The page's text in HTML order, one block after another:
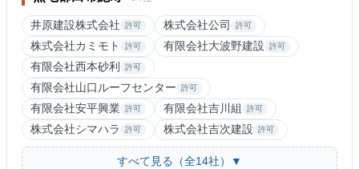
井原建設株式会社 許可 株式会社公司 許可
株式会社カミモト 許可 有限会社大波野建設 許可
有限会社西本砂利 許可
有限会社山口ルーフセンター 許可
有限会社安平興業 許可 有限会社吉川組 許可
株式会社シマハラ 許可 株式会社吉次建設 許可
すべて見る（全14社）▼